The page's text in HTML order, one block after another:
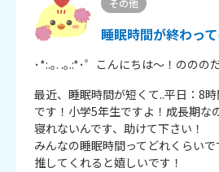
その他
睡眠時間が終わっ
･*:.｡. .｡.:*･゜こんにちは～！のののだ
最近、睡眠時間が短くて..平日：8
です！小学5年生ですよ！成長期な
寝れないんです、助けて下さい！
みんなの睡眠時間ってどれくらいで
推してくれると嬉しいです！